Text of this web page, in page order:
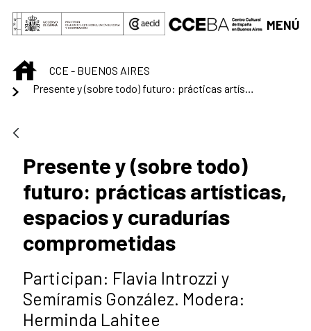
Saltar al contenido principal
MENÚ
INICIOCCE - BUENOS AIRES
Presente y (sobre todo) futuro: prácticas artísticas, espacios y curadurías comprometidas
Presente y (sobre todo)
futuro: prácticas artísticas,
espacios y curadurías
comprometidas
Participan: Flavia Introzzi y
Semíramis González. Modera:
Herminda Lahitee